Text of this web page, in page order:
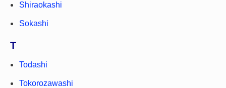
Shiraokashi
Sokashi
T
Todashi
Tokorozawashi